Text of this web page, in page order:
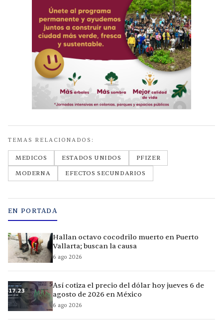
TEMAS RELACIONADOS:
MEDICOS ESTADOS UNIDOS
PFIZER
MODERNA
EFECTOS SECUNDARIOS
EN PORTADA
Hallan octavo cocodrilo muerto en Puerto
Vallarta; buscan la causa
6 ago 2026
Así cotiza el precio del dólar hoy jueves 6 de
agosto de 2026 en México
6 ago 2026